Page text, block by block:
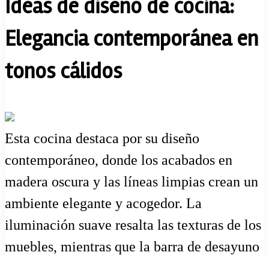
Ideas de diseño de cocina:
Elegancia contemporánea en
tonos cálidos
Esta cocina destaca por su diseño
contemporáneo, donde los acabados en
madera oscura y las líneas limpias crean un
ambiente elegante y acogedor. La
iluminación suave resalta las texturas de los
muebles, mientras que la barra de desayuno